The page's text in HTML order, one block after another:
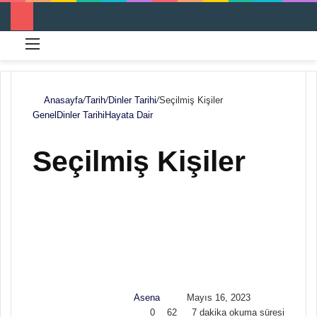
Anasayfa/Tarih/Dinler Tarihi/Seçilmiş Kişiler
Genel Dinler Tarihi Hayata Dair
Seçilmiş Kişiler
Asena
n
o
Mayıs 16, 2023
0
62 7 dakika okuma süresi